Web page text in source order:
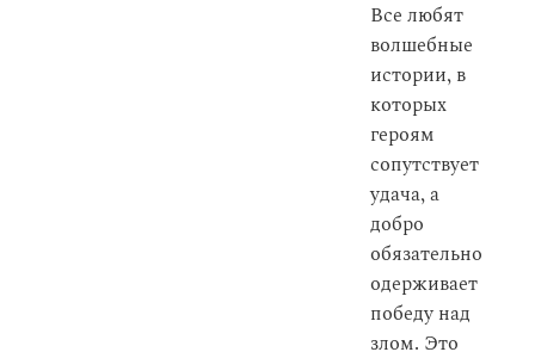
Все любят
волшебные
истории, в
которых
героям
сопутствует
удача, а
добро
обязательно
одерживает
победу над
злом. Это